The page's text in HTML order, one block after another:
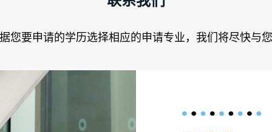
您要申请的学历选择相应的申请专业，我们将尽快与